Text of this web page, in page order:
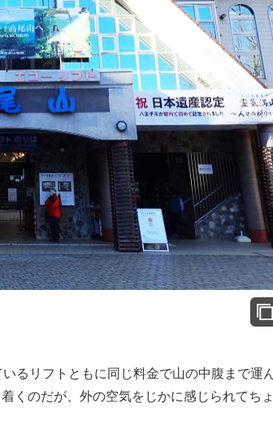
るリフトともに同じ料金で山の中腹まで運
くのだが、外の空気をじかに感じられてちょ